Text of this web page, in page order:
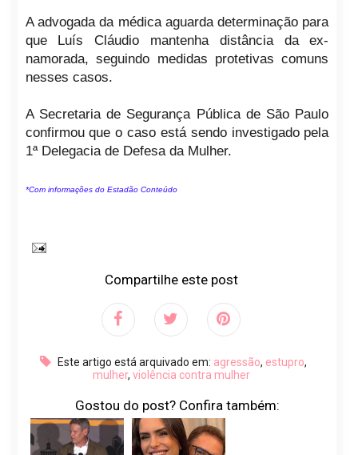
A advogada da médica aguarda determinação para
que Luís Cláudio mantenha distância da ex-
namorada, seguindo medidas protetivas comuns
nesses casos.
A Secretaria de Segurança Pública de São Paulo
confirmou que o caso está sendo investigado pela
1ª Delegacia de Defesa da Mulher.
*Com informações do Estadão Conteúdo
Compartilhe este post
Este artigo está arquivado em: agressão, estupro,
mulher, violência contra mulher
Gostou do post? Confira também: